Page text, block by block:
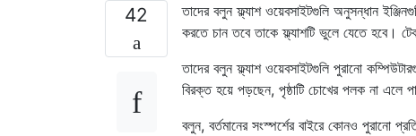
42
তাদের বলুন ফ্ল্যাশ ওয়েবসাইটগুলি অনুসন্ধান
করতে চান তবে তাকে ফ্ল্যাশটি ভুলে যেতে হবে।
তাদের বলুন ফ্ল্যাশ ওয়েবসাইটগুলি পুরানো
বিরক্ত হয়ে পড়ছেন, পৃষ্ঠাটি চোখের পলক না এলে
বলুন, বর্তমানের সংস্পর্শের বাইরে কোনও পুরানো